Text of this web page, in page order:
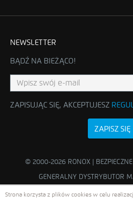
NEWSLETTER
BĄDŹ NA BIEŻĄCO!
ZAPISUJĄC SIĘ, AKCEPTUJESZ
ZAPISZ SIĘ
© 2000-2026 RONOX |
GENERALNY DYSTRYBUTOR
Strona korzysta z plików cookies w celu